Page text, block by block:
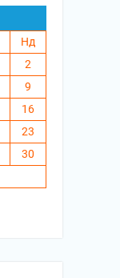
Нд
2
9
16
23
30